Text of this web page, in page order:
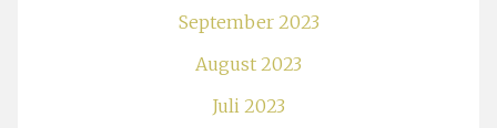
September 2023
August 2023
Juli 2023